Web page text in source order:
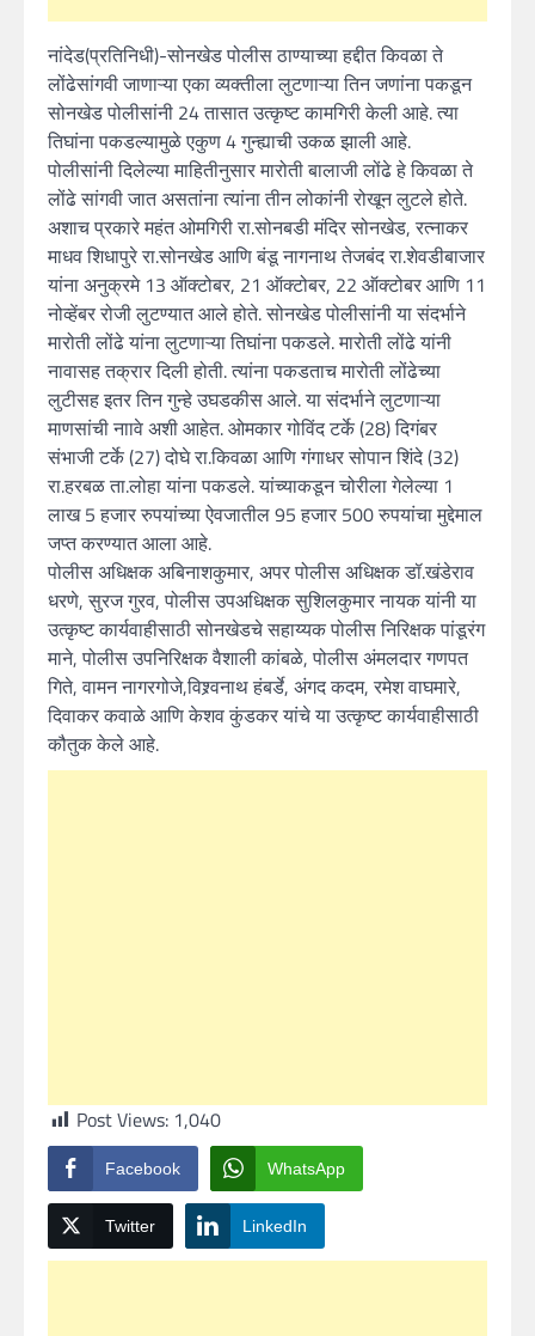
नांदेड(प्रतिनिधी)-सोनखेड पोलीस ठाण्याच्या हद्दीत किवळा ते
लोंढेसांगवी जाणाऱ्या एका व्यक्तीला लुटणाऱ्या तिन जणांना पकडून
सोनखेड पोलीसांनी 24 तासात उत्कृष्ट कामगिरी केली आहे. त्या
तिघांना पकडल्यामुळे एकुण 4 गुन्ह्याची उकळ झाली आहे.
पोलीसांनी दिलेल्या माहितीनुसार मारोती बालाजी लोंढे हे किवळा ते
लोंढे सांगवी जात असतांना त्यांना तीन लोकांनी रोखून लुटले होते.
अशाच प्रकारे महंत ओमगिरी रा.सोनबडी मंदिर सोनखेड, रत्नाकर
माधव शिधापुरे रा.सोनखेड आणि बंडू नागनाथ तेजबंद रा.शेवडीबाजार
यांना अनुक्रमे 13 ऑक्टोबर, 21 ऑक्टोबर, 22 ऑक्टोबर आणि 11
नोव्हेंबर रोजी लुटण्यात आले होते. सोनखेड पोलीसांनी या संदर्भाने
मारोती लोंढे यांना लुटणाऱ्या तिघांना पकडले. मारोती लोंढे यांनी
नावासह तक्रार दिली होती. त्यांना पकडताच मारोती लोंढेच्या
लुटीसह इतर तिन गुन्हे उघडकीस आले. या संदर्भाने लुटणाऱ्या
माणसांची नाावे अशी आहेत. ओमकार गोविंद टर्के (28) दिगंबर
संभाजी टर्के (27) दोघे रा.किवळा आणि गंगाधर सोपान शिंदे (32)
रा.हरबळ ता.लोहा यांना पकडले. यांच्याकडून चोरीला गेलेल्या 1
लाख 5 हजार रुपयांच्या ऐवजातील 95 हजार 500 रुपयांचा मुद्देमाल
जप्त करण्यात आला आहे.
पोलीस अधिक्षक अबिनाशकुमार, अपर पोलीस अधिक्षक डॉ.खंडेराव
धरणे, सुरज गुरव, पोलीस उपअधिक्षक सुशिलकुमार नायक यांनी या
उत्कृष्ट कार्यवाहीसाठी सोनखेडचे सहाय्यक पोलीस निरिक्षक पांडूरंग
माने, पोलीस उपनिरिक्षक वैशाली कांबळे, पोलीस अंमलदार गणपत
गिते, वामन नागरगोजे,विश्र्वनाथ हंबर्डे, अंगद कदम, रमेश वाघमारे,
दिवाकर कवाळे आणि केशव कुंडकर यांचे या उत्कृष्ट कार्यवाहीसाठी
कौतुक केले आहे.
Post Views: 1,040
Facebook WhatsApp
Twitter LinkedIn